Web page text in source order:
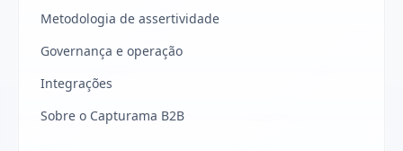
Metodologia de assertividade
Governança e operação
Integrações
Sobre o Capturama B2B